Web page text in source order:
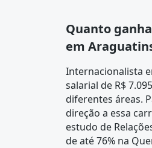
Quanto
em
Internacionalista
salarial de R$
diferentes áreas.
direção a essa
estudo de
de até 76% na